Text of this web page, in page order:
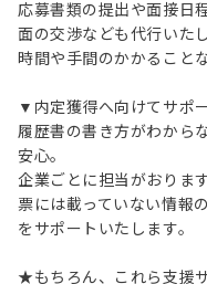
応募書類の提出や面接日
面の交渉なども代行いたし
時間や手間のかかること
▼内定獲得へ向けてサポ
履歴書の書き方がわか
安心。
企業ごとに担当がおりま
票には載っていない情報
をサポートいたします。
★もちろん、これら支援